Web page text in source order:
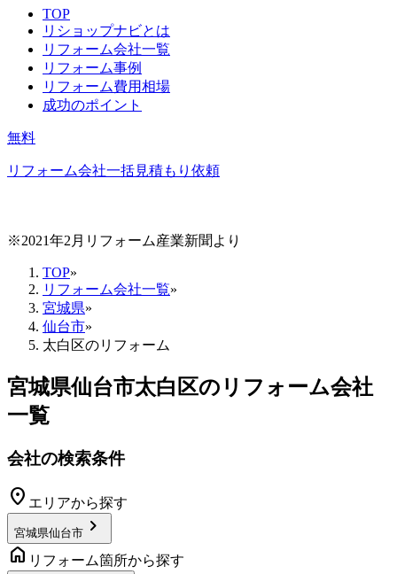
TOP
リショップナビとは
リフォーム会社一覧
リフォーム事例
リフォーム費用相場
成功のポイント
無料
リフォーム会社一括見積もり依頼
※2021年2月リフォーム産業新聞より
TOP»
リフォーム会社一覧»
宮城県»
仙台市»
太白区のリフォーム
宮城県仙台市太白区のリフォーム会社
一覧
会社の検索条件
location_on エリアから探す
宮城県仙台市 chevron_right
home リフォーム箇所から探す